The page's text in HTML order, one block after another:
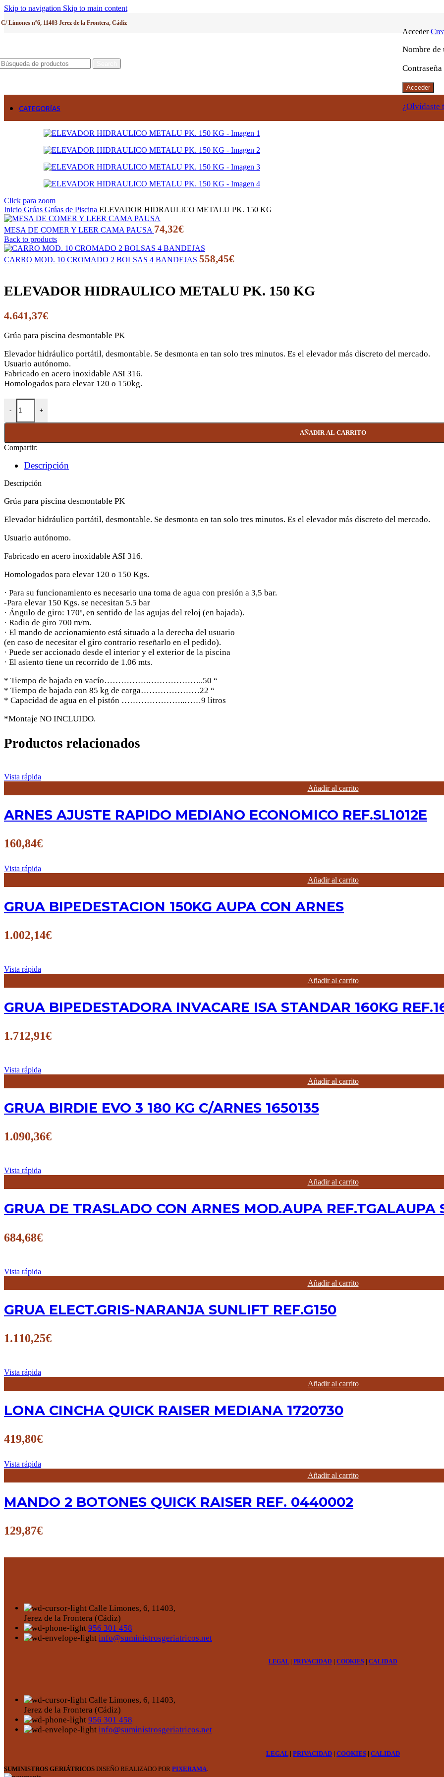
Skip to navigation Skip to main content
C/ Limones nº6, 11403 Jerez de la Frontera, Cádiz
Acceder
Nombre de
Contraseña
Acceder
¿Olvidaste
CATEGORÍAS
Click para zoom
Inicio Grúas Grúas de Piscina ELEVADOR HIDRAULICO METALU PK. 150 KG
MESA DE COMER Y LEER CAMA PAUSA 74,32€
Back to products
CARRO MOD. 10 CROMADO 2 BOLSAS 4 BANDEJAS 558,45€
ELEVADOR HIDRAULICO METALU PK. 150 KG
4.641,37€
Grúa para piscina desmontable PK
Elevador hidráulico portátil, desmontable. Se desmonta en tan solo tres minutos. Es el elevador más discreto del mercado.
Usuario autónomo.
Fabricado en acero inoxidable ASI 316.
Homologados para elevar 120 o 150kg.
ELEVADOR HIDRAULICO METALU PK. 150 KG cantidad
AÑADIR AL CARRITO
Compartir:
Descripción
Descripción
Grúa para piscina desmontable PK
Elevador hidráulico portátil, desmontable. Se desmonta en tan solo tres minutos. Es el elevador más discreto del mercado.
Usuario autónomo.
Fabricado en acero inoxidable ASI 316.
Homologados para elevar 120 o 150 Kgs.
· Para su funcionamiento es necesario una toma de agua con presión a 3,5 bar.
-Para elevar 150 Kgs. se necesitan 5.5 bar
· Ángulo de giro: 170º, en sentido de las agujas del reloj (en bajada).
· Radio de giro 700 m/m.
· El mando de accionamiento está situado a la derecha del usuario
(en caso de necesitar el giro contrario reseñarlo en el pedido).
· Puede ser accionado desde el interior y el exterior de la piscina
· El asiento tiene un recorrido de 1.06 mts.
* Tiempo de bajada en vacío…………….………………..50 “
* Tiempo de bajada con 85 kg de carga…………………22 “
* Capacidad de agua en el pistón …………………..……9 litros
*Montaje NO INCLUIDO.
Productos relacionados
Vista rápida
Añadir al carrito
ARNES AJUSTE RAPIDO MEDIANO ECONOMICO REF.SL1012E
160,84€
Vista rápida
Añadir al carrito
GRUA BIPEDESTACION 150KG AUPA CON ARNES
1.002,14€
Vista rápida
Añadir al carrito
GRUA BIPEDESTADORA INVACARE ISA STANDAR 160KG
1.712,91€
Vista rápida
Añadir al carrito
GRUA BIRDIE EVO 3 180 KG C/ARNES 1650135
1.090,36€
Vista rápida
Añadir al carrito
GRUA DE TRASLADO CON ARNES MOD.AUPA
684,68€
Vista rápida
Añadir al carrito
GRUA ELECT.GRIS-NARANJA SUNLIFT REF.G150
1.110,25€
Vista rápida
Añadir al carrito
LONA CINCHA QUICK RAISER MEDIANA 1720730
419,80€
Vista rápida
Añadir al carrito
MANDO 2 BOTONES QUICK RAISER REF. 0440002
129,87€
Calle Limones, 6, 11403,
Jerez de la Frontera (Cádiz)
956 301 458
info@suministrosgeriatricos.net
LEGAL| PRIVACIDAD COOKIES CALIDAD
Calle Limones, 6, 11403,
Jerez de la Frontera (Cádiz)
956 301 458
info@suministrosgeriatricos.net
LEGAL | PRIVACIDAD | COOKIES | CALIDAD
SUMINISTROS GERIÁTRICOS DISEÑO REALIZADO POR PIXERAMA.